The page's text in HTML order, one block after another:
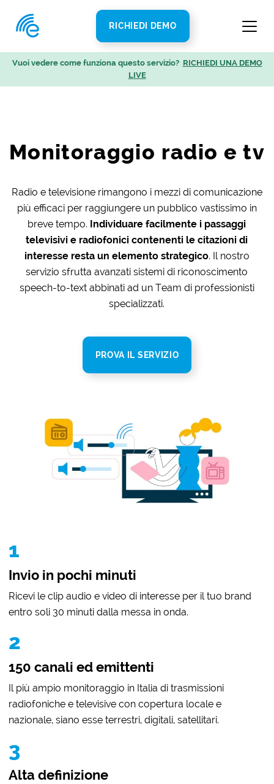
RICHIEDI DEMO
Monitoraggio radio e tv
Radio e televisione rimangono i mezzi di comunicazione
più efficaci per raggiungere un pubblico vastissimo in
breve tempo. Individuare facilmente i passaggi
televisivi e radiofonici contenenti le citazioni di
interesse resta un elemento strategico. Il nostro
servizio sfrutta avanzati sistemi di riconoscimento
speech-to-text abbinati ad un Team di professionisti
specializzati.
PROVA IL SERVIZIO
1
Invio in pochi minuti
Ricevi le clip audio e video di interesse per il tuo brand
entro soli 30 minuti dalla messa in onda.
2
150 canali ed emittenti
Il più ampio monitoraggio in Italia di trasmissioni
radiofoniche e televisive con copertura locale e
nazionale, siano esse terrestri, digitali, satellitari.
3
Alta definizione
Vuoi vedere come funziona questo servizio? RICHIEDI UNA DEMO
LIVE